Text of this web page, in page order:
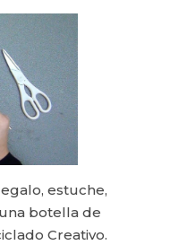
estuche,
botella de
Creativo.